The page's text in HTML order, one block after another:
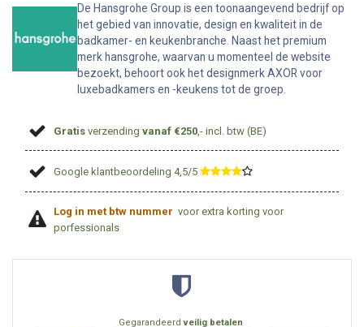
De Hansgrohe Group is een toonaangevend bedrijf op
het gebied van innovatie, design en kwaliteit in de
badkamer- en keukenbranche. Naast het premium
merk hansgrohe, waarvan u momenteel de website
bezoekt, behoort ook het designmerk AXOR voor
luxebadkamers en -keukens tot de groep.
Gratis verzendingvanaf €250 ,- incl. btw (BE)
Google klantbeoordeling 4,5/5 ​
Log in met btw nummer voor extra korting voor
porfessionals
Gegarandeerdveilig betalen